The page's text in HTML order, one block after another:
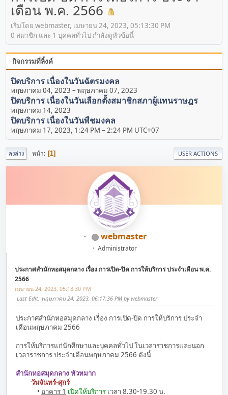
เดือน พ.ค. 2566
เริ่มโดย webmaster, เมษายน 24, 2023, 05:13:30 PM
0 สมาชิก และ 1 บุคคลทั่วไป กำลังดูหัวข้อนี้
กิจกรรมที่ลิ้งค์
ปิดบริการ เนื่องในวันฉัตรมงคล
พฤษภาคม 04, 2023 –พฤษภาคม 07, 2023
ปิดบริการ เนื่องในวันเลือกตั้งสมาชิกสภาผู้แทนราษฎร
พฤษภาคม 14, 2023
ปิดบริการ เนื่องในวันพืชมงคล
พฤษภาคม 17, 2023, 1:24 PM –2:24 PM UTC+07
ลงล่าง หน้า 1 USER ACTIONS
webmaster
Administrator
ประกาศสำนักหอสมุดกลาง เรื่อง การเปิด-ปิด การให้บริการ ประจำเดือน พ.ค.
2566
เมษายน 24, 2023, 05:13:30 PM
Last Edit: พฤษภาคม 24, 2023, 06:17:36 PM by webmaster
ประกาศสำนักหอสมุดกลาง เรื่อง การเปิด-ปิด การให้บริการ ประจำ
เดือนพฤษภาคม 2566
การให้บริการแก่นักศึกษาและบุคคลทั่วไป ในเวลาราชการและนอก
เวลาราชการ ประจำเดือนพฤษภาคม 2566 ดังนี้
สำนักหอสมุดกลาง หัวหมาก
วันจันทร์-ศุกร์
• อาคาร 1 เปิดให้บริการ เวลา 8.30-19.30 น.